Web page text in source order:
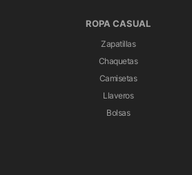
ROPA CASUAL
Zapatillas
Chaquetas
Camisetas
Llaveros
Bolsas